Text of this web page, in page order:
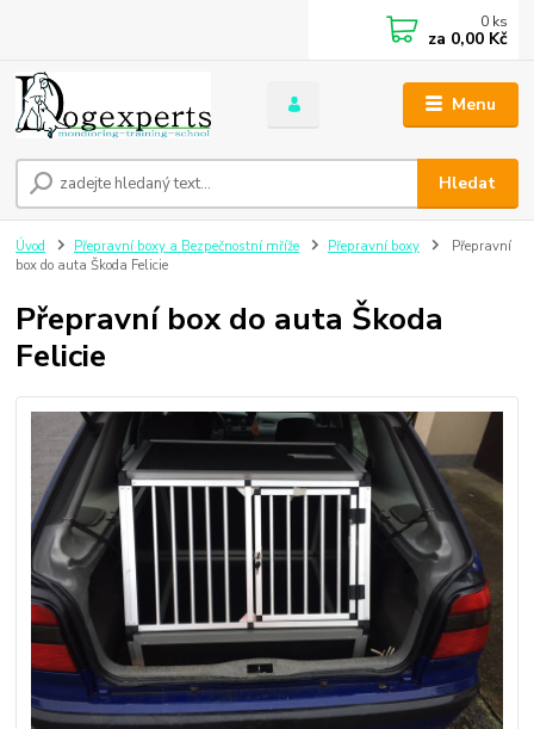
Menu
Hledat
0 ks
za 0,00 Kč
Úvod Přepravní boxy a Bezpečnostní mříže Přepravní boxy
Přepravní
box do auta Škoda Felicie
Přepravní box do auta Škoda
Felicie